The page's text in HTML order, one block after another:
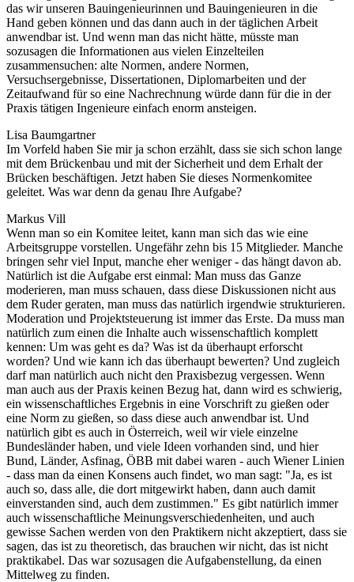
das wir unseren Bauingenieurinnen und Bauingenieuren in die
Hand geben können und das dann auch in der täglichen Arbeit
anwendbar ist. Und wenn man das nicht hätte, müsste man
sozusagen die Informationen aus vielen Einzelteilen
zusammensuchen: alte Normen, andere Normen,
Versuchsergebnisse, Dissertationen, Diplomarbeiten und der
Zeitaufwand für so eine Nachrechnung würde dann für die in der
Praxis tätigen Ingenieure einfach enorm ansteigen.
Lisa Baumgartner
Im Vorfeld haben Sie mir ja schon erzählt, dass sie sich schon lange
mit dem Brückenbau und mit der Sicherheit und dem Erhalt der
Brücken beschäftigen. Jetzt haben Sie dieses Normenkomitee
geleitet. Was war denn da genau Ihre Aufgabe?
Markus Vill
Wenn man so ein Komitee leitet, kann man sich das wie eine
Arbeitsgruppe vorstellen. Ungefähr zehn bis 15 Mitglieder. Manche
bringen sehr viel Input, manche eher weniger - das hängt davon ab.
Natürlich ist die Aufgabe erst einmal: Man muss das Ganze
moderieren, man muss schauen, dass diese Diskussionen nicht aus
dem Ruder geraten, man muss das natürlich irgendwie strukturieren.
Moderation und Projektsteuerung ist immer das Erste. Da muss man
natürlich zum einen die Inhalte auch wissenschaftlich komplett
kennen: Um was geht es da? Was ist da überhaupt erforscht
worden? Und wie kann ich das überhaupt bewerten? Und zugleich
darf man natürlich auch nicht den Praxisbezug vergessen. Wenn
man auch aus der Praxis keinen Bezug hat, dann wird es schwierig,
ein wissenschaftliches Ergebnis in eine Vorschrift zu gießen oder
eine Norm zu gießen, so dass diese auch anwendbar ist. Und
natürlich gibt es auch in Österreich, weil wir viele einzelne
Bundesländer haben, und viele Ideen vorhanden sind, und hier
Bund, Länder, Asfinag, ÖBB mit dabei waren - auch Wiener Linien
- dass man da einen Konsens auch findet, wo man sagt: "Ja, es ist
auch so, dass alle, die dort mitgewirkt haben, dann auch damit
einverstanden sind, auch dem zustimmen." Es gibt natürlich immer
auch wissenschaftliche Meinungsverschiedenheiten, und auch
gewisse Sachen werden von den Praktikern nicht akzeptiert, dass sie
sagen, das ist zu theoretisch, das brauchen wir nicht, das ist nicht
praktikabel. Das war sozusagen die Aufgabenstellung, da einen
Mittelweg zu finden.